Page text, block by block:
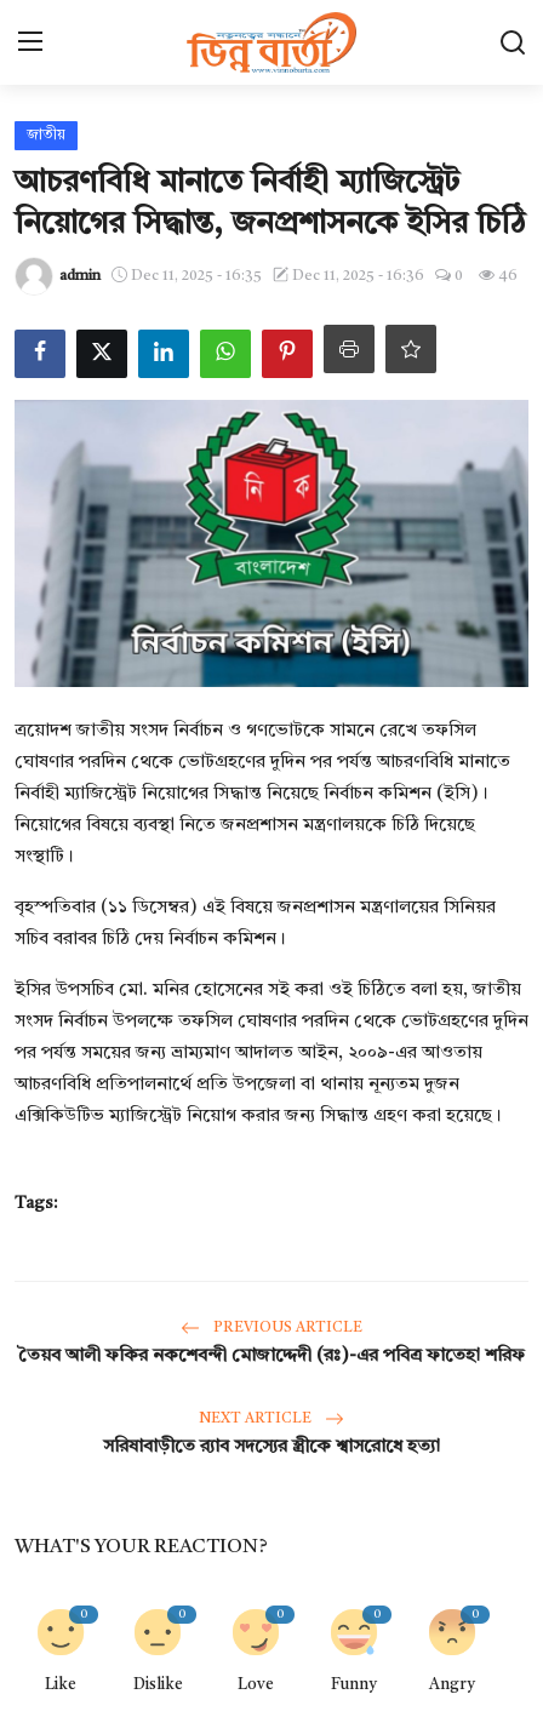
হোম
ছবি ঘর
যোগাযোগ
সারাদেশ
বিনোদন
বাণিজ্য
শিল্প ও সাহিত্য
জাতীয়
রাজনীতি
জাতীয়
আচরণবিধি মানাতে নির্বাহী ম্যাজিস্ট্রেট
নিয়োগের সিদ্ধান্ত, জনপ্রশাসনকে ইসির চিঠি
admin Dec 11, 2025 - 16:35 Dec 11, 2025 - 16:36 0 46
ত্রয়োদশ জাতীয় সংসদ নির্বাচন ও গণভোটকে সামনে রেখে তফসিল
ঘোষণার পরদিন থেকে ভোটগ্রহণের দুদিন পর পর্যন্ত আচরণবিধি মানাতে
নির্বাহী ম্যাজিস্ট্রেট নিয়োগের সিদ্ধান্ত নিয়েছে নির্বাচন কমিশন (ইসি)।
নিয়োগের বিষয়ে ব্যবস্থা নিতে জনপ্রশাসন মন্ত্রণালয়কে চিঠি দিয়েছে
সংস্থাটি।
বৃহস্পতিবার (১১ ডিসেম্বর) এই বিষয়ে জনপ্রশাসন মন্ত্রণালয়ের সিনিয়র
সচিব বরাবর চিঠি দেয় নির্বাচন কমিশন।
ইসির উপসচিব মো. মনির হোসেনের সই করা ওই চিঠিতে বলা হয়, জাতীয়
সংসদ নির্বাচন উপলক্ষে তফসিল ঘোষণার পরদিন থেকে ভোটগ্রহণের দুদিন
পর পর্যন্ত সময়ের জন্য ভ্রাম্যমাণ আদালত আইন, ২০০৯-এর আওতায়
আচরণবিধি প্রতিপালনার্থে প্রতি উপজেলা বা থানায় নূন্যতম দুজন
এক্সিকিউটিভ ম্যাজিস্ট্রেট নিয়োগ করার জন্য সিদ্ধান্ত গ্রহণ করা হয়েছে।
Tags:
PREVIOUS ARTICLE
তৈয়ব আলী ফকির নকশেবন্দী মোজাদ্দেদী (রঃ)-এর পবিত্র ফাতেহা শরিফ
NEXT ARTICLE
সরিষাবাড়ীতে র‌্যাব সদস্যের স্ত্রীকে শ্বাসরোধে হত্যা
WHAT'S YOUR REACTION?
0
Like
0
Dislike
0
Love
0
Funny
0
Angry